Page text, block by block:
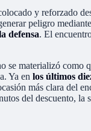
y reforzado
peligro mediante
defensa. El
se materializó
Ya en los últimos
más clara del
del descuento,